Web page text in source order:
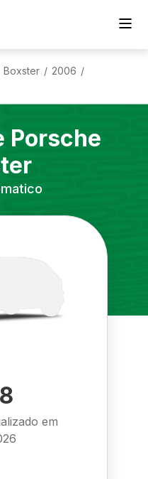
Boxster / 2006 /
Porsche
em